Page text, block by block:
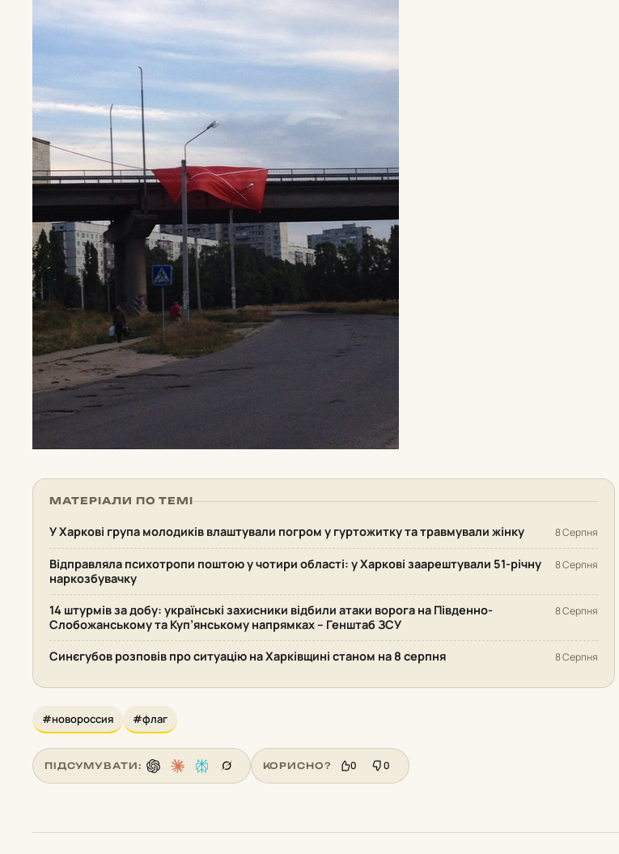
МАТЕРІАЛИ ПО ТЕМІ
У Харкові група молодиків влаштували погром у гуртожитку та травмували жінку 8 Серпня
Відправляла психотропи поштою у чотири області: у Харкові заарештували 51-річну
наркозбувачку
8 Серпня
14 штурмів за добу: українські захисники відбили атаки ворога на Південно-
Слобожанському та Куп’янському напрямках – Генштаб ЗСУ
8 Серпня
Синєгубов розповів про ситуацію на Харківщині станом на 8 серпня 8 Серпня
#новороссия #флаг
ПІДСУМУВАТИ: КОРИСНО? 0 0